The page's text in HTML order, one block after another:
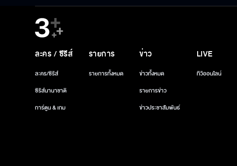
ละคร / ซีรีส์
ละคร/ซีรีส์
ซีรีส์นานาชาติ
การ์ตูน & เกม
รายการ
รายการทั้งหมด
ข่าว
ข่าวทั้งหมด
รายการข่าว
ข่าวประชาสัมพันธ์
LIVE
ทีวีออนไลน์